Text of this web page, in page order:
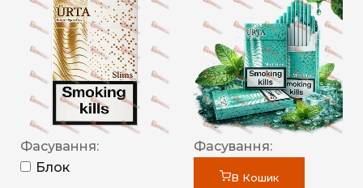
Фасування:
Блок
Фасування:
В Кошик